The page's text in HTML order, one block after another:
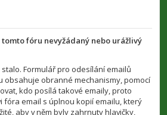
tomto fóru nevyžádaný nebo urážlivý
stalo. Formulář pro odesílání emailů
obsahuje obranné mechanismy, pomocí
kdo posílá takové emaily, proto
fóra email s úplnou kopií emailu, který
aby v něm byly zahrnuty hlavičky,